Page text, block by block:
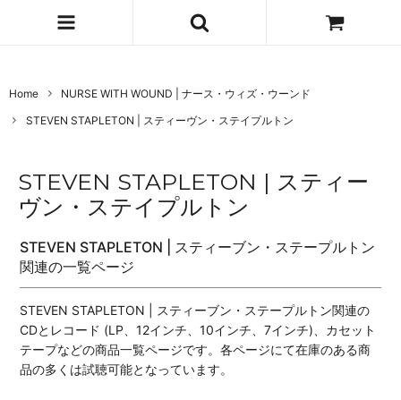
Home
NURSE WITH WOUND | ナース・ウィズ・ウーンド
STEVEN STAPLETON | スティーヴン・ステイプルトン
STEVEN STAPLETON | スティー
ヴン・ステイプルトン
STEVEN STAPLETON | スティーブン・ステープルトン
関連の一覧ページ
STEVEN STAPLETON | スティーブン・ステープルトン関連の
CDとレコード (LP、12インチ、10インチ、7インチ)、カセット
テープなどの商品一覧ページです。各ページにて在庫のある商
品の多くは試聴可能となっています。